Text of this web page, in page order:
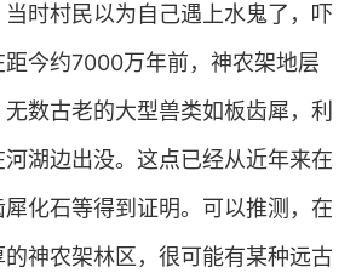
时村民以为自己遇上水鬼了，吓
今约7000万年前，神农架地层
无数古老的大型兽类如板齿犀，利
湖边出没。这点已经从近年来在
化石等得到证明。可以推测，在
神农架林区，很可能有某种远古